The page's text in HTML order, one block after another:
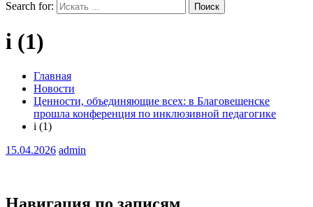
Search for:
i (1)
Главная
Новости
Ценности, объединяющие всех: в Благовещенске
прошла конференция по инклюзивной педагогике
i (1)
15.04.2026 admin
Навигация по записям